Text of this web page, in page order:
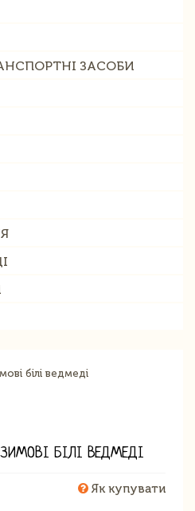
ЗАСОБИ
ЗИМОВІ БІЛІ ВЕДМЕДІ
Як купувати